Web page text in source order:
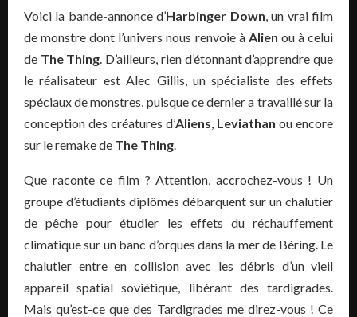
Voici la bande-annonce d’Harbinger Down, un vrai film
de monstre dont l’univers nous renvoie à Alien ou à celui
de The Thing. D’ailleurs, rien d’étonnant d’apprendre que
le réalisateur est Alec Gillis, un spécialiste des effets
spéciaux de monstres, puisque ce dernier a travaillé sur la
conception des créatures d’Aliens, Leviathan ou encore
sur le remake de The Thing.
Que raconte ce film ? Attention, accrochez-vous ! Un
groupe d’étudiants diplômés débarquent sur un chalutier
de pêche pour étudier les effets du réchauffement
climatique sur un banc d’orques dans la mer de Béring. Le
chalutier entre en collision avec les débris d’un vieil
appareil spatial soviétique, libérant des tardigrades.
Mais qu’est-ce que des Tardigrades me direz-vous ! Ce